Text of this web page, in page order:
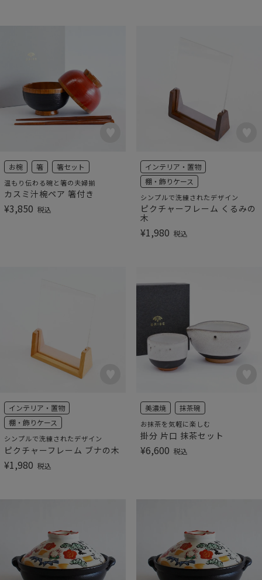
お椀 箸 箸セット
温もり伝わる碗と箸の夫婦揃
カスミ汁椀ペア 箸付き
¥3,850 税込
インテリア・置物
棚・飾りケース
シンプルで洗練されたデザイン
ピクチャーフレーム くるみの
木
¥1,980 税込
インテリア・置物
棚・飾りケース
シンプルで洗練されたデザイン
ピクチャーフレーム ブナの木
¥1,980 税込
美濃焼 抹茶碗
お抹茶を気軽に楽しむ
掛分 片口 抹茶セット
¥6,600 税込